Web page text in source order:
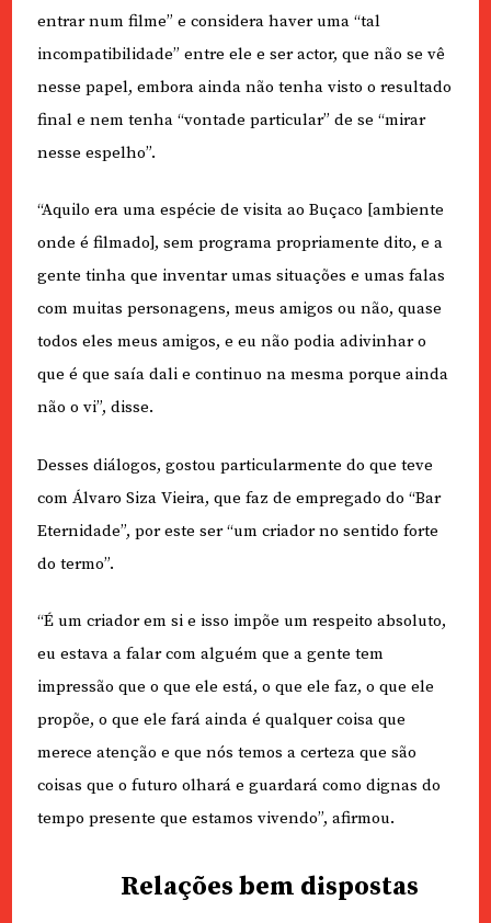
entrar num filme” e considera haver uma “tal
incompatibilidade” entre ele e ser actor, que não se vê
nesse papel, embora ainda não tenha visto o resultado
final e nem tenha “vontade particular” de se “mirar
nesse espelho”.
“Aquilo era uma espécie de visita ao Buçaco [ambiente
onde é filmado], sem programa propriamente dito, e a
gente tinha que inventar umas situações e umas falas
com muitas personagens, meus amigos ou não, quase
todos eles meus amigos, e eu não podia adivinhar o
que é que saía dali e continuo na mesma porque ainda
não o vi”, disse.
Desses diálogos, gostou particularmente do que teve
com Álvaro Siza Vieira, que faz de empregado do “Bar
Eternidade”, por este ser “um criador no sentido forte
do termo”.
“É um criador em si e isso impõe um respeito absoluto,
eu estava a falar com alguém que a gente tem
impressão que o que ele está, o que ele faz, o que ele
propõe, o que ele fará ainda é qualquer coisa que
merece atenção e que nós temos a certeza que são
coisas que o futuro olhará e guardará como dignas do
tempo presente que estamos vivendo”, afirmou.
Relações bem dispostas